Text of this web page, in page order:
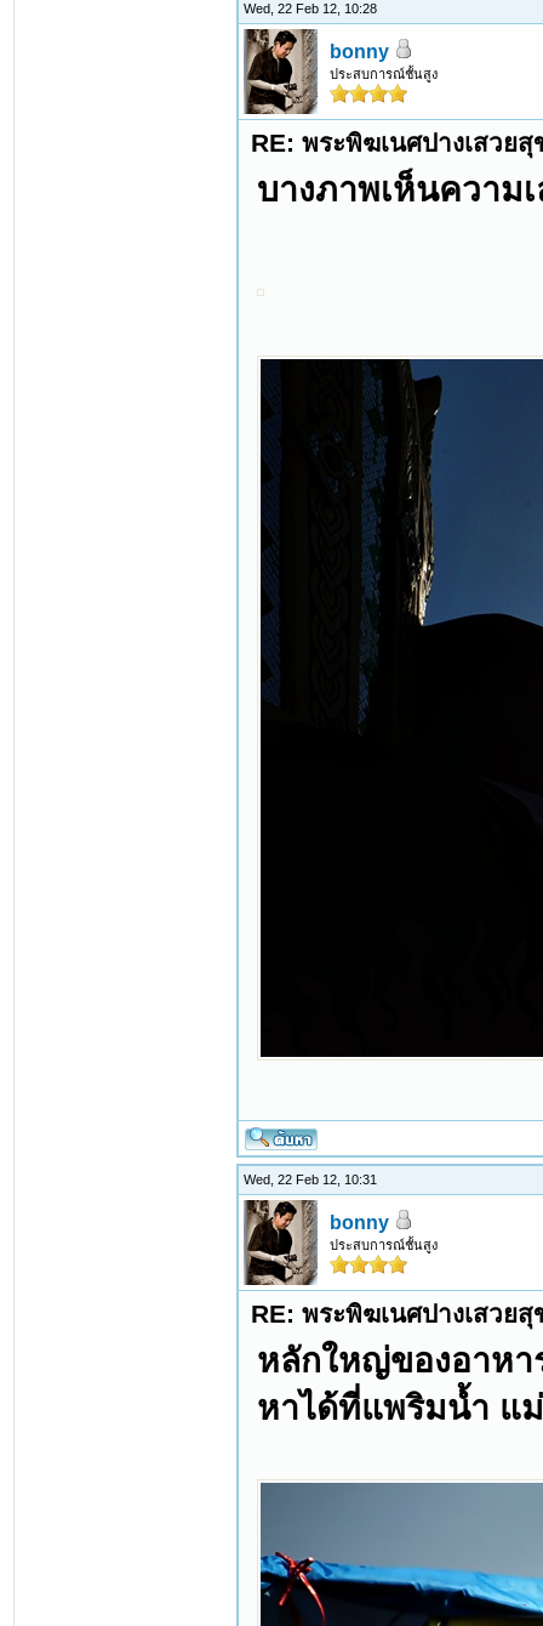
Wed, 22 Feb 12, 10:28
bonny
ประสบการณ์ชั้นสูง
RE: พระพิฆเนศปางเสวย
บางภาพเห็นความ
Wed, 22 Feb 12, 10:31
bonny
ประสบการณ์ชั้นสูง
RE: พระพิฆเนศปางเสวย
หลักใหญ่ของอาหา
หาได้ที่แพริมน้ำ แ